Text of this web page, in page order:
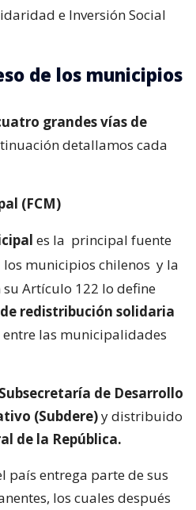
e Inversión Social
de los municipios
grandes vías de
detallamos cada
(FCM)
es la principal fuente
municipios chilenos y la
Artículo 122 lo define
redistribución solidaria
las municipalidades
Subsecretaría de Desarrollo
(Subdere)y distribuido
de la República.
país entrega parte de sus
los cuales después